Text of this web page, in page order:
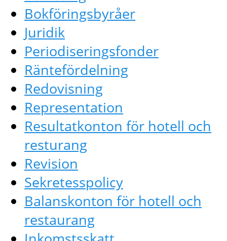
Bokföringsbyråer
Juridik
Periodiseringsfonder
Räntefördelning
Redovisning
Representation
Resultatkonton för hotell och
resturang
Revision
Sekretesspolicy
Balanskonton för hotell och
restaurang